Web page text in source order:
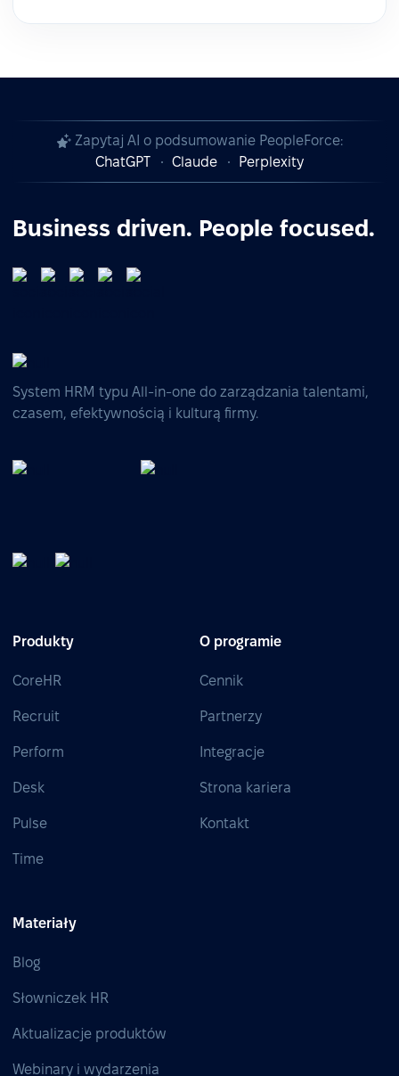
Zapytaj AI o podsumowanie PeopleForce:
ChatGPT
Claude Perplexity
Business driven. People focused.
System HRM typu All-in-one do zarządzania talentami,
czasem, efektywnością i kulturą firmy.
Produkty
CoreHR
Recruit
Perform
Desk
Pulse
Time
O programie
Cennik
Partnerzy
Integracje
Strona kariera
Kontakt
Materiały
Blog
Słowniczek HR
Aktualizacje produktów
Webinary i wydarzenia